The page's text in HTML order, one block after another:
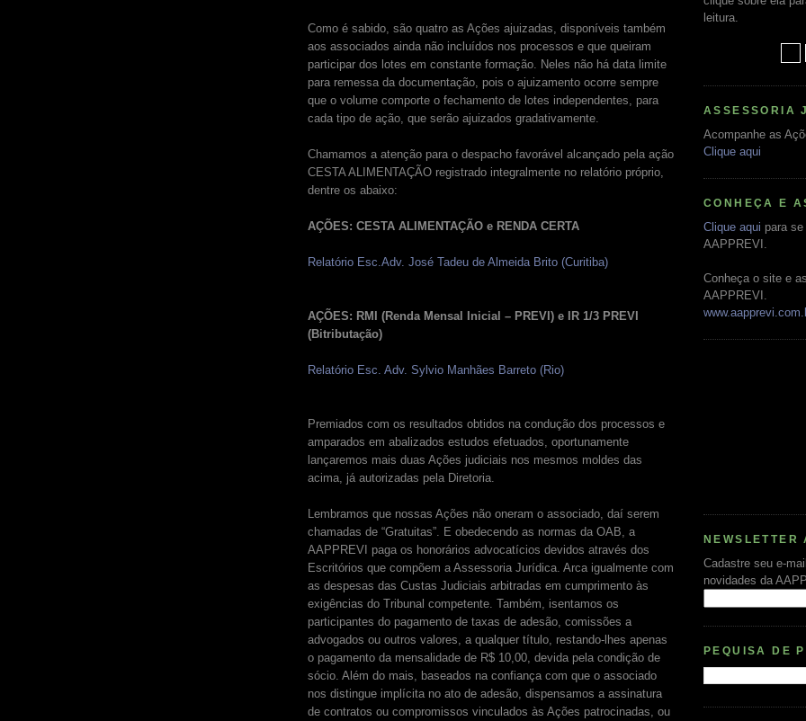
Como é sabido, são quatro as Ações ajuizadas, disponíveis também
aos associados ainda não incluídos nos processos e que queiram
participar dos lotes em constante formação. Neles não há data limite
para remessa da documentação, pois o ajuizamento ocorre sempre
que o volume comporte o fechamento de lotes independentes, para
cada tipo de ação, que serão ajuizados gradativamente.
Chamamos a atenção para o despacho favorável alcançado pela ação
CESTA ALIMENTAÇÃO registrado integralmente no relatório próprio,
dentre os abaixo:
AÇÕES: CESTA ALIMENTAÇÃO e RENDA CERTA
Relatório Esc.Adv. José Tadeu de Almeida Brito (Curitiba)
AÇÕES: RMI (Renda Mensal Inicial – PREVI) e IR 1/3 PREVI
(Bitributação)
Relatório Esc. Adv. Sylvio Manhães Barreto (Rio)
Premiados com os resultados obtidos na condução dos processos e
amparados em abalizados estudos efetuados, oportunamente
lançaremos mais duas Ações judiciais nos mesmos moldes das
acima, já autorizadas pela Diretoria.
Lembramos que nossas Ações não oneram o associado, daí serem
chamadas de “Gratuitas”. E obedecendo as normas da OAB, a
AAPPREVI paga os honorários advocatícios devidos através dos
Escritórios que compõem a Assessoria Jurídica. Arca igualmente com
as despesas das Custas Judiciais arbitradas em cumprimento às
exigências do Tribunal competente. Também, isentamos os
participantes do pagamento de taxas de adesão, comissões a
advogados ou outros valores, a qualquer título, restando-lhes apenas
o pagamento da mensalidade de R$ 10,00, devida pela condição de
sócio. Além do mais, baseados na confiança com que o associado
nos distingue implícita no ato de adesão, dispensamos a assinatura
de contratos ou compromissos vinculados às Ações patrocinadas, ou
leitura.
ASSESSORIA
Acompanhe as
Clique aqui
CONHEÇA E
Clique aqui para
AAPPREVI.
Conheça o site e
AAPPREVI.
NEWSLETTER
Cadastre seu e-
novidades da
PEQUISA DE